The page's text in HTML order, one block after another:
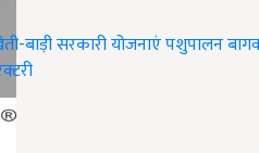
बाड़ीसरकारी योजनाएंपशुपालन